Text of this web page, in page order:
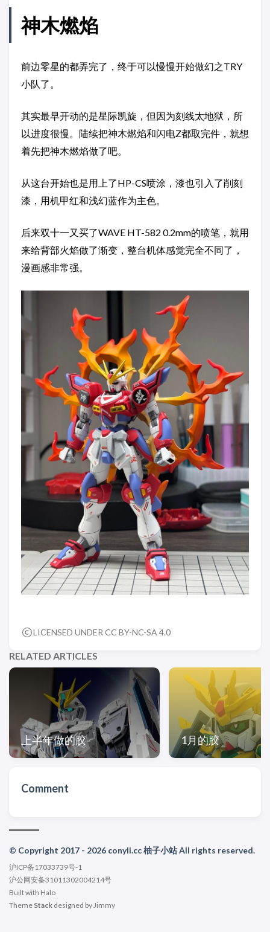
神木燃焰
前边零星的都弄完了，终于可以慢慢开始做幻之TRY
小队了。
其实最早开动的是星际凯旋，但因为刻线太地狱，所
以进度很慢。陆续把神木燃焰和闪电Z都取完件，就想
着先把神木燃焰做了吧。
从这台开始也是用上了HP-CS喷涂，漆也引入了削刻
漆，用机甲红和浅幻蓝作为主色。
后来双十一又买了WAVE HT-582 0.2mm的喷笔，就用
来给背部火焰做了渐变，整台机体感觉完全不同了，
漫画感非常强。
LICENSED UNDER CC BY-NC-SA 4.0
RELATED ARTICLES
上半年做的胶 1月的胶
Comment
© Copyright 2017 - 2026 conyli.cc 柚子小站 All rights reserved.
沪ICP备17033739号-1
沪公网安备31011302004214号
Built with Halo
Theme Stack designed by Jimmy